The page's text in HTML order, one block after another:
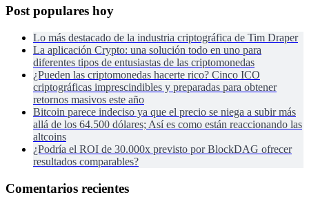
Post populares hoy
Lo más destacado de la industria criptográfica de Tim Draper
La aplicación Crypto: una solución todo en uno para
diferentes tipos de entusiastas de las criptomonedas
¿Pueden las criptomonedas hacerte rico? Cinco ICO
criptográficas imprescindibles y preparadas para obtener
retornos masivos este año
Bitcoin parece indeciso ya que el precio se niega a subir más
allá de los 64.500 dólares; Así es como están reaccionando las
altcoins
¿Podría el ROI de 30.000x previsto por BlockDAG ofrecer
resultados comparables?
Comentarios recientes